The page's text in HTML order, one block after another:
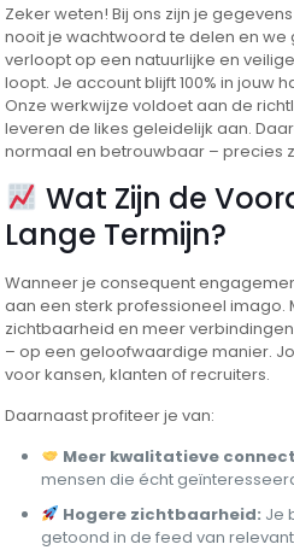
Zeker weten! Bij ons zijn je
nooit je wachtwoord te delen en we
verloopt op een natuurlijke en
loopt. Je account blijft 100% in jouw
Onze werkwijze voldoet aan de
leveren de likes geleidelijk aan.
normaal en betrouwbaar – precies
Wat Zijn de
Lange Termijn?
Wanneer je consequent
aan een sterk professioneel imago.
zichtbaarheid en meer
– op een geloofwaardige manier.
voor kansen, klanten of recruiters.
Daarnaast profiteer je van:
Meer kwalitatieve
mensen die écht
Hogere zichtbaarheid: Je
getoond in de feed van